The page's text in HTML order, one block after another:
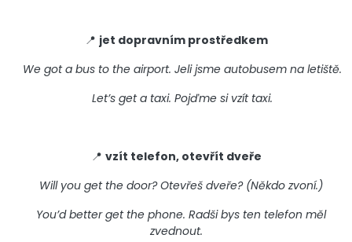
📍 jet dopravním prostředkem
We got a bus to the airport. Jeli jsme autobusem na letiště.
Let’s get a taxi. Pojďme si vzít taxi.
📍 vzít telefon, otevřít dveře
Will you get the door? Otevřeš dveře? (Někdo zvoní.)
You’d better get the phone. Radši bys ten telefon měl
zvednout.